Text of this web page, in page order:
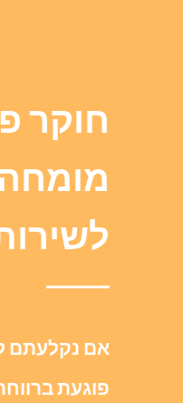
חוקר
מומחה
אם נקלעתם
פוגעת